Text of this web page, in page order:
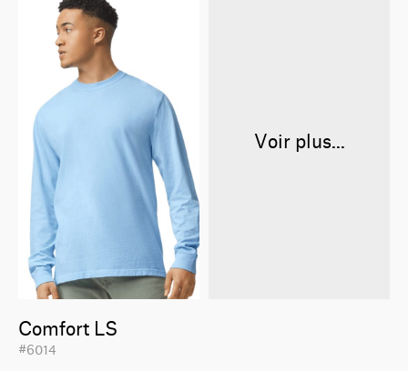
Comfort LS
#6014
Voir plus...